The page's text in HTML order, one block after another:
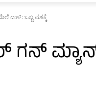
ದಾಳಿ: ಒಬ್ಬ ವಶಕ್ಕೆ
ಗನ್‌